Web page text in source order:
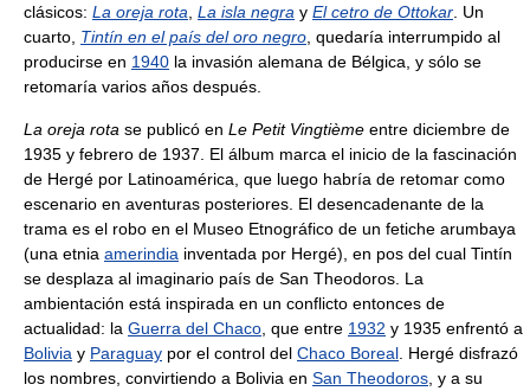
clásicos: La oreja rota La isla negra y El cetro de Ottokar . Un
cuarto, Tintín en el país del oro negro , quedaría interrumpido al
producirse en 1940 la invasión alemana de Bélgica, y sólo se
retomaría varios años después.
La oreja rota se publicó en Le Petit Vingtième entre diciembre de
1935 y febrero de 1937. El álbum marca el inicio de la fascinación
de Hergé por Latinoamérica, que luego habría de retomar como
escenario en aventuras posteriores. El desencadenante de la
trama es el robo en el Museo Etnográfico de un fetiche arumbaya
(una etnia amerindia inventada por Hergé), en pos del cual Tintín
se desplaza al imaginario país de San Theodoros. La
ambientación está inspirada en un conflicto entonces de
actualidad: la Guerra del Chaco , que entre 1932 y 1935 enfrentó a
Bolivia y Paraguay por el control del Chaco Boreal . Hergé disfrazó
los nombres, convirtiendo a Bolivia en San Theodoros , y a su